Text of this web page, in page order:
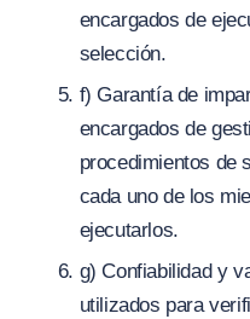
encargados de
selección.
f) Garantía de
encargados de
procedimientos de
cada uno de los
ejecutarlos.
g) Confiabilidad y
utilizados para